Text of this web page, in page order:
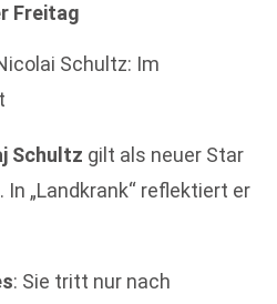
Freitag
Schultz: Im
Schultz gilt als neuer Star
„Landkrank“ reflektiert er
: Sie tritt nur nach